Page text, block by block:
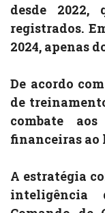
desde 2022,
registrados.
2024, apenas
De acordo
de
combate
financeiras ao
A estratégia